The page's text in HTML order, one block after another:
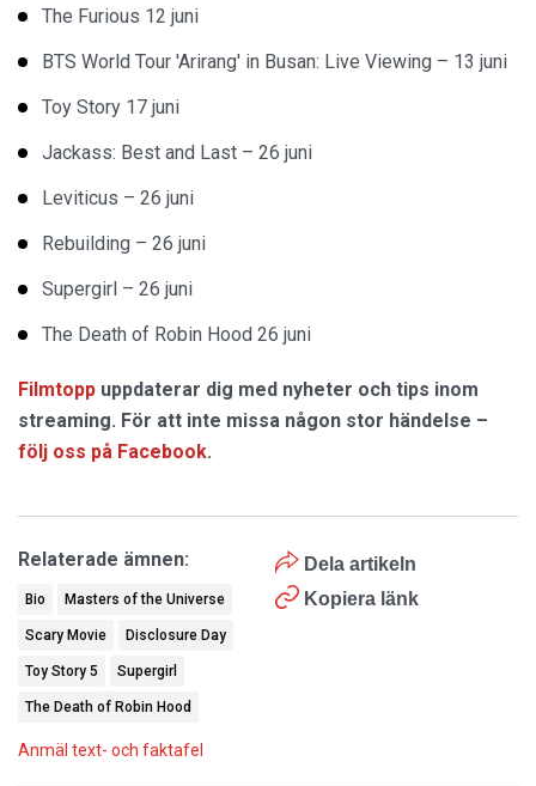
The Furious 12 juni
BTS World Tour 'Arirang' in Busan: Live Viewing – 13 juni
Toy Story 17 juni
Jackass: Best and Last – 26 juni
Leviticus – 26 juni
Rebuilding – 26 juni
Supergirl – 26 juni
The Death of Robin Hood 26 juni
Filmtopp uppdaterar dig med nyheter och tips inom
streaming. För att inte missa någon stor händelse –
följ oss på Facebook.
Dela artikeln
Kopiera länk
Relaterade ämnen:
Bio Masters of the Universe
Scary Movie Disclosure Day
Toy Story 5 Supergirl
The Death of Robin Hood
Anmäl text- och faktafel